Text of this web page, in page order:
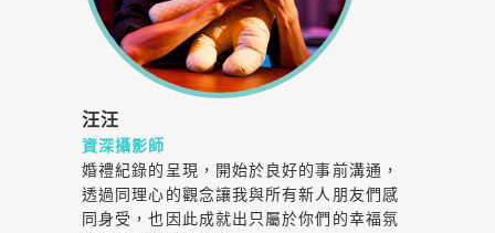
汪汪
資深攝影師
婚禮紀錄的呈現，開始於良好的事前溝通，
透過同理心的觀念讓我與所有新人朋友們感
同身受，也因此成就出只屬於你們的幸福氛